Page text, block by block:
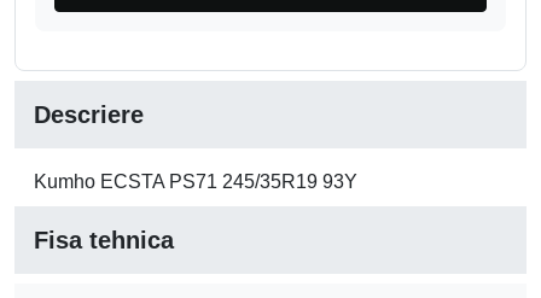
Descriere
Kumho ECSTA PS71 245/35R19 93Y
Fisa tehnica